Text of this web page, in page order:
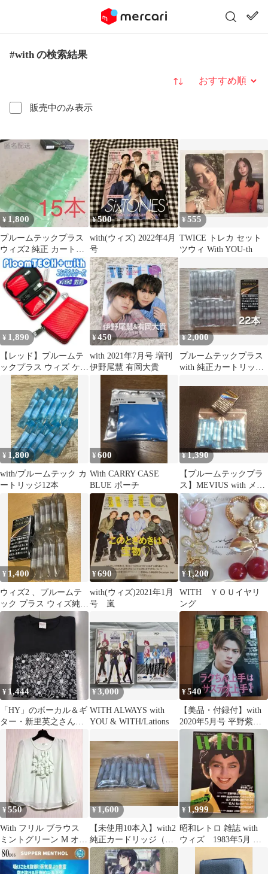
#with の検索結果
販売中のみ表示
並び替え
¥ 1,800
プルームテックプラス
ウィズ2 純正 カートリ
ッジ 15本
¥500
with(ウィズ) 2022年4月
号
¥555
TWICE トレカ セット
ツウィ With YOU-th
¥ 1,890
【レッド】プルームテ
ックプラス ウィズ ケー
ス with2 ウィズ２ 対応
¥450
with 2021年7月号 増刊
伊野尾慧 有岡大貴
¥2,000
プルームテックプラス
with 純正カートリッジ
¥ 1,800
with/プルームテック カ
ートリッジ12本
¥600
With CARRY CASE
BLUE ポーチ
¥1,390
【プルームテックプラ
ス】MEVIUS with メン
ソール カートリッジ 11
本
¥ 1,400
ウィズ2 、プルームテ
ック プラス ウィズ純正
カートリッジ 10本
¥690
with(ウィズ)2021年1月
号 嵐
¥1,200
WITH ＹＯＵイヤリ
ング
¥ 1,444
「HY」のボーカル＆ギ
ター・新里英之さんが
デザインしたオリジナ
ル限定Tシャツ
¥3,000
WITH ALWAYS with
YOU & WITH/Lations
¥540
【美品・付録付】with
2020年5月号 平野紫耀
表紙 抜けなし
¥550
With フリル ブラウス
ミントグリーン M オフ
ィスファッション
¥ 1,600
【未使用10本入】with2
純正カードリッジ（プ
レミアムゴールド）
¥ 1,999
昭和レトロ 雑誌 with
ウィズ 1983年5月 レ